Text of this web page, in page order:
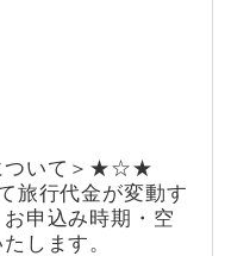
ついて＞★☆★
旅行代金が変動す
申込み時期・空
します。